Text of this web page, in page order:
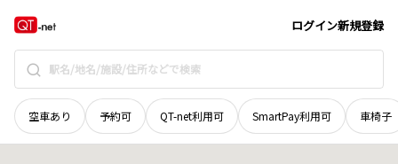
ログイン新規登録
空車あり 予約可 QT-net利用可 SmartPay利用可 車椅子
和歌山県